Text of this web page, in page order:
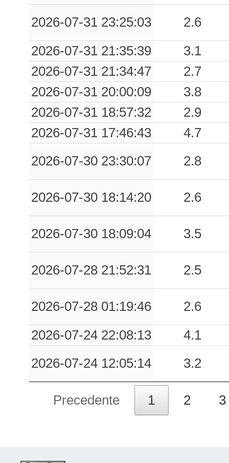
2026-07-31 23:25:03
2.6
2026-07-31 21:35:39
3.1
2026-07-31 21:34:47
2.7
2026-07-31 20:00:09
3.8
2026-07-31 18:57:32
2.9
2026-07-31 17:46:43
4.7
2026-07-30 23:30:07
2.8
2026-07-30 18:14:20 2.6
2026-07-30 18:09:04 3.5
2026-07-28 21:52:31 2.5
2026-07-28 01:19:46
2.6
2026-07-24 22:08:13
4.1
2026-07-24 12:05:14
3.2
Precedente 1 2 3